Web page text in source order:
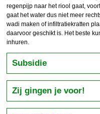
regenpijp naar het riool gaat,
gaat het water dus niet meer
wadi maken of infiltratiekratten
daarvoor geschikt is. Het beste
inhuren.
Subsidie
Zij gingen je voor!